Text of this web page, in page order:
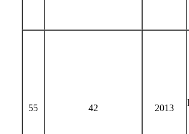
55 42 2013